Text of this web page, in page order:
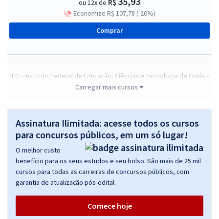
ou 12x de R$
Economize R$ 107,78 (-20%)
Comprar
IFG - Instituto Federal de Educação, Ciências e Tecnologia de Goiás -
Conhecimentos Gerais para Todos os Cargos - Classificação D
15,33
Economize R$ 45,98 (-20%)
Comprar
IFG - Instituto Federal de Educação, Ciências e Tecnologia de Goiás -
Conhecimentos Específicos para Pedagogo
à vista
Carregar mais cursos
Assinatura Ilimitada: acesse todos os cursos
para concursos públicos, em um só lugar!
O melhor custo
benefício para os seus estudos e seu bolso. São mais de 25 mil
cursos para todas as carreiras de concursos públicos, com
garantia de atualização pós-edital.
Comece hoje